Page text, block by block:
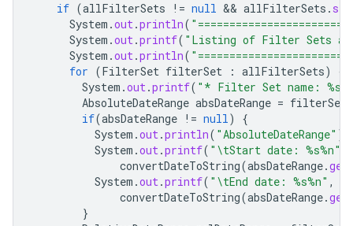
if (allFilterSets != null && allFilterSets .
System .out.println(
System .out.printf( "Listing of Filter Sets
System .out.println(
for (FilterSet filterSet : allFilterSets)
{
System .out.printf( "* Filter Set name:
AbsoluteDateRange absDateRange = filterSet
if(absDateRange != null)
{
System .out.println( "AbsoluteDateRange" );
System .out.printf( "\tStart date: %s%n"
convertDateToString(absDateRange.
System .out.printf( "\tEnd date: %s%n" ,
convertDateToString(absDateRange.
}